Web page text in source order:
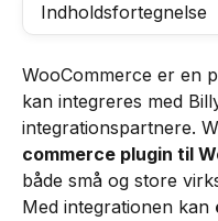
Indholdsfortegnelse
WooCommerce er en
kan integreres med
integrationspartnere.
commerce plugin til
både små og store
Med integrationen kan